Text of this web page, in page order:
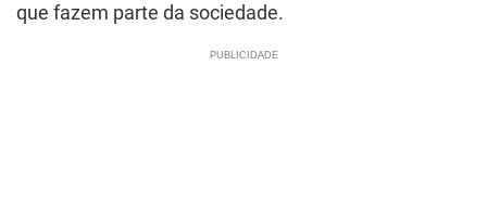
que fazem parte da sociedade.